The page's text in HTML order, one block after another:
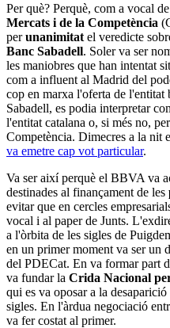
Per què? Perquè, com a vocal
Mercats i de la Competència
perunanimitat el veredicte
Banc Sabadell. Soler va ser
les maniobres que han intentat
com a influent al Madrid del
cop en marxa l'oferta de l'entitat
Sabadell, es podia interpretar
l'entitat catalana o, si més no,
Competència. Dimecres a la nit
va emetre cap vot particular.
Va ser així perquè el BBVA va
destinades al finançament de les
evitar que en cercles
vocal i al paper de Junts.
a l'òrbita de les sigles de
en un primer moment va ser un
del PDECat. En va formar part
va fundar la Crida Nacional
qui es va oposar a la
sigles. En l'àrdua negociació
va fer costat al primer.